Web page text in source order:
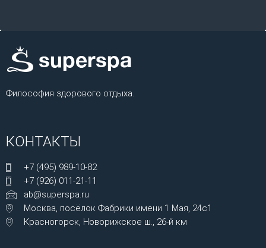
Философия здорового отдыха.
КОНТАКТЫ
+7 (495) 989-10-82
+7 (926) 011-21-11
ab@superspa.ru
Москва, посёлок Фабрики имени 1 Мая, 24с1
Красногорск, Новорижское ш., 26-й км